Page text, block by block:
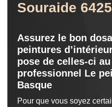
Souraide
Assurez le bon
peintures
pose de celles-ci
professionnel Le
Basque
Pour que vous soyez